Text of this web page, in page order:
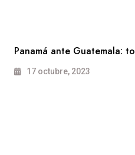
Panamá ante Guatemala:
17 octubre, 2023